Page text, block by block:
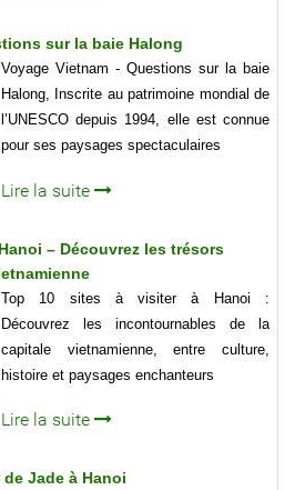
sur la baie Halong
Voyage Vietnam - Questions sur la baie
Halong, Inscrite au patrimoine mondial de
l’UNESCO depuis 1994, elle est connue
pour ses paysages spectaculaires
Lire la suite
– Découvrez les trésors
Top 10 sites à visiter à Hanoi :
Découvrez les incontournables de la
capitale vietnamienne, entre culture,
histoire et paysages enchanteurs
Lire la suite
Jade à Hanoi